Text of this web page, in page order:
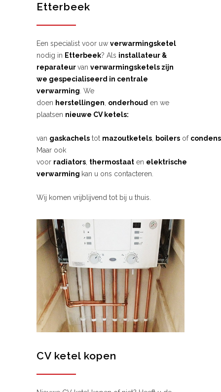
Etterbeek
Een specialist voor uw verwarmingsketel
nodig in Etterbeek? Als installateur &
reparateurvan verwarmingsketels zijn
we gespecialiseerd in centrale
verwarming . We
doen herstellingen onderhoud en we
plaatsen nieuwe CV ketels:
van gaskachels tot mazoutketels boilers of
Maar ook
voor radiators thermostaat en elektrische
verwarming kan u ons contacteren.
Wij komen vrijblijvend tot bij u thuis.
CV ketel kopen